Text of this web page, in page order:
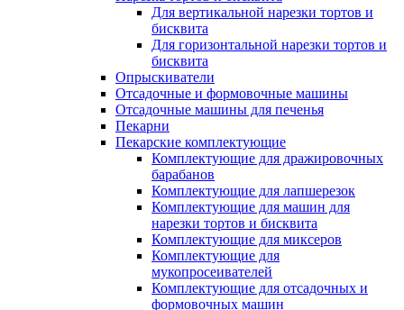
Для вертикальной нарезки тортов и
бисквита
Для горизонтальной нарезки тортов и
бисквита
Опрыскиватели
Отсадочные и формовочные машины
Отсадочные машины для печенья
Пекарни
Пекарские комплектующие
Комплектующие для дражировочных
барабанов
Комплектующие для лапшерезок
Комплектующие для машин для
нарезки тортов и бисквита
Комплектующие для миксеров
Комплектующие для
мукопросеивателей
Комплектующие для отсадочных и
формовочных машин